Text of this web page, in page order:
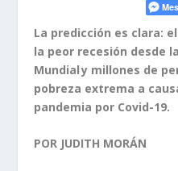
La predicción es clara:
la peor recesión desde
Mundial y millones de
pobreza extrema a
pandemia por Covid-19.
POR JUDITH MORÁN